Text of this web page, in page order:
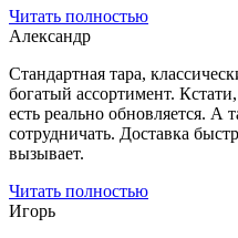
Читать полностью
Александр
Стандартная тара,
богатый ассортимент.
есть реально обновляется. А
сотрудничать. Доставка
вызывает.
Читать полностью
Игорь